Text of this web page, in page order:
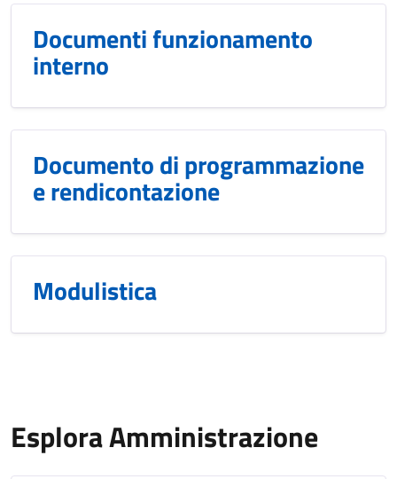
Documenti funzionamento
interno
Documento di programmazione
e rendicontazione
Modulistica
Esplora Amministrazione